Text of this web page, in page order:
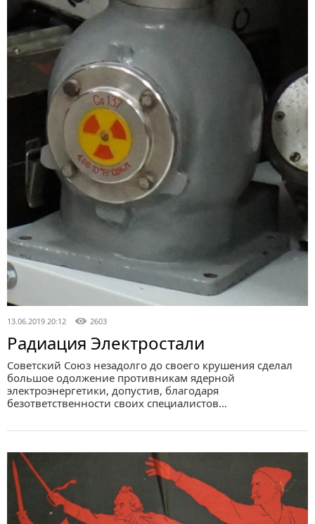
13.06.2019 20:12 2603
Радиация Электростали
Советский Союз незадолго до своего крушения сделал
большое одолжение противникам ядерной
электроэнергетики, допустив, благодаря
безответственности своих специалистов…